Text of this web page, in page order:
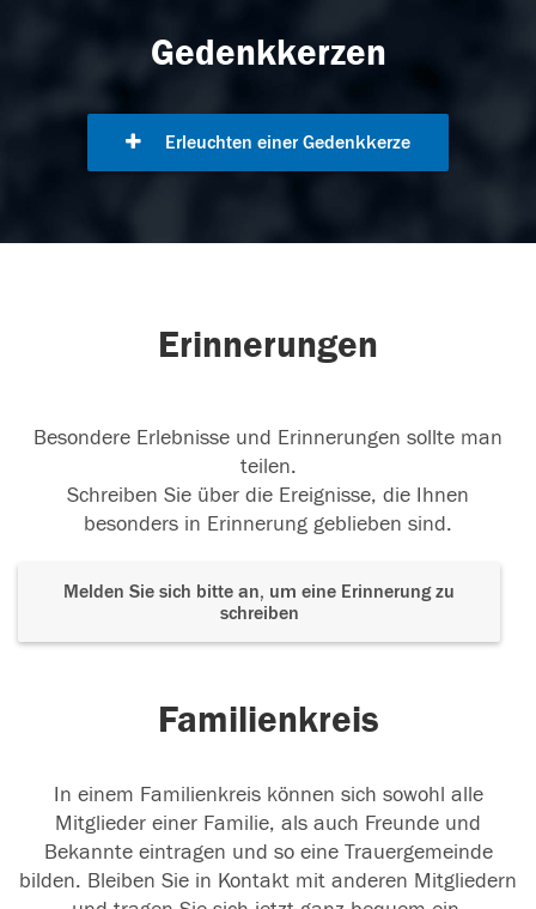
Gedenkkerzen
Erleuchten einer Gedenkkerze
Erinnerungen
Besondere Erlebnisse und Erinnerungen sollte man
teilen.
Schreiben Sie über die Ereignisse, die Ihnen
besonders in Erinnerung geblieben sind.
Melden Sie sich bitte an, um eine Erinnerung zu
schreiben
Familienkreis
In einem Familienkreis können sich sowohl alle
Mitglieder einer Familie, als auch Freunde und
Bekannte eintragen und so eine Trauergemeinde
bilden. Bleiben Sie in Kontakt mit anderen Mitgliedern